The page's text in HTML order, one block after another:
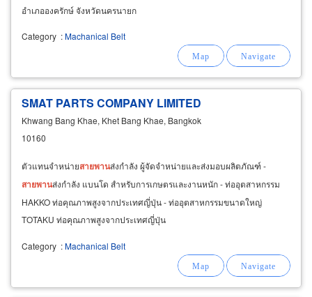
อำเภอองครักษ์ จังหวัดนครนายก
Category :Machanical Belt
SMAT PARTS COMPANY LIMITED
Khwang Bang Khae, Khet Bang Khae, Bangkok
10160
ตัวแทนจำหน่ายสายพานส่งกำลัง ผู้จัดจำหน่ายและส่งมอบผลิตภัณฑ์ -
สายพานส่งกำลัง แบนโด สำหรับการเกษตรและงานหนัก - ท่ออุตสาหกรรม
HAKKO ท่อคุณภาพสูงจากประเทศญี่ปุ่น - ท่ออุตสาหกรรมขนาดใหญ่
TOTAKU ท่อคุณภาพสูงจากประเทศญี่ปุ่น
Category :Machanical Belt